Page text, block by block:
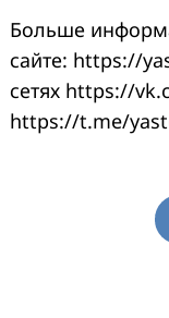
Больше
сайте: https://
сетях https://
https://t.me/